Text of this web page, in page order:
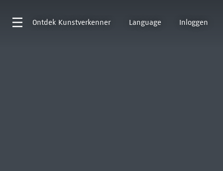
Ontdek Kunstverkenner Language Inloggen